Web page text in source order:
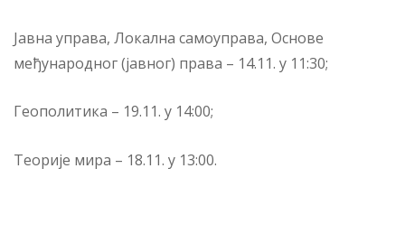
Јавна управа, Локална самоуправа, Основе
међународног (јавног) права – 14.11. у 11:30;
Геополитика – 19.11. у 14:00;
Теорије мира – 18.11. у 13:00.